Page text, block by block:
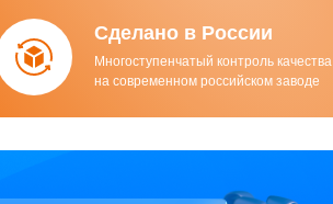
Cделано в России
Многоступенчатый контроль качества
на современном российском заводе